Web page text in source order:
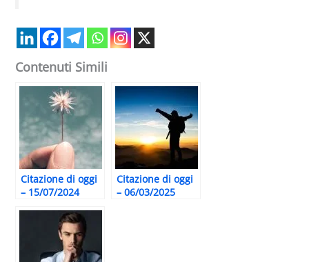
Contenuti Simili
Citazione di oggi
– 15/07/2024
Citazione di oggi
– 06/03/2025